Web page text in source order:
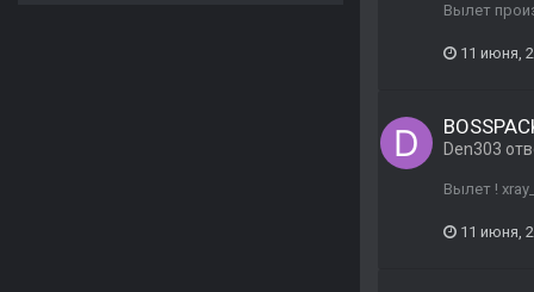
Вылет
11 июня,
Den303
Вылет !
11 июня,